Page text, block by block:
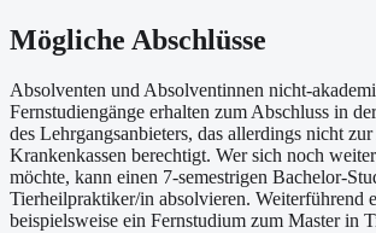
Mögliche Abschlüsse
Absolventen und Absolventinnen nicht-
Fernstudiengänge erhalten zum Abschluss in
des Lehrgangsanbieters, das allerdings nicht
Krankenkassen berechtigt. Wer sich noch
möchte, kann einen 7-semestrigen Bachelor-
Tierheilpraktiker/in absolvieren. Weiterführend
beispielsweise ein Fernstudium zum Master in